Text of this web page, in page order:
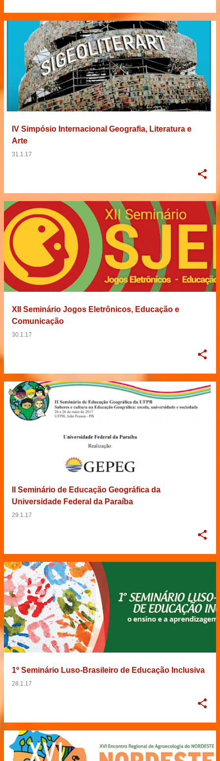
IV Simpósio Internacional Geografia, Literatura e
Arte
31.1.17
XII Seminário Jogos Eletrônicos, Educação e
Comunicação
30.1.17
II Seminário de Educação Geográfica da
Universidade Federal da Paraíba
29.1.17
1º Seminário Luso-Brasileiro de Educação Inclusiva
28.1.17